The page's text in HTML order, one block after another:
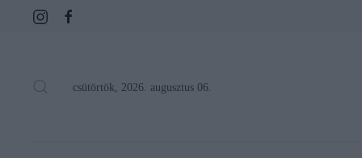
csütörtök, 2026. augusztus 06.